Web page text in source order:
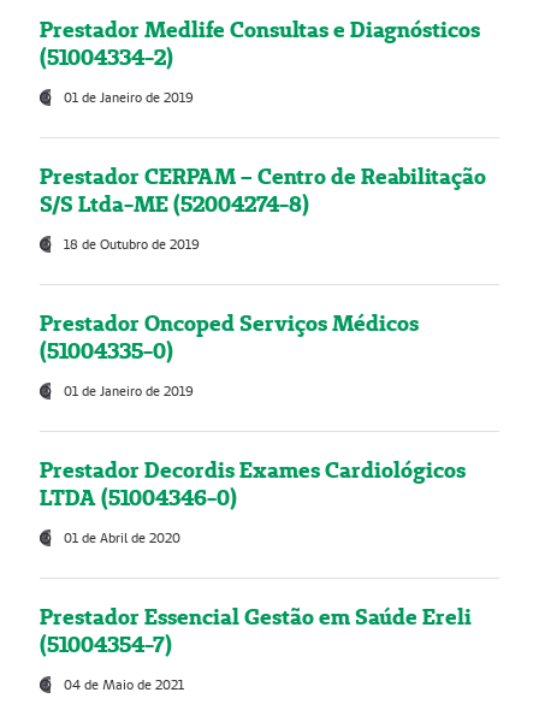
Prestador Medlife Consultas e Diagnósticos
(51004334-2)
01 de Janeiro de 2019
Prestador CERPAM – Centro de Reabilitação
S/S Ltda-ME (52004274-8)
18 de Outubro de 2019
Prestador Oncoped Serviços Médicos
(51004335-0)
01 de Janeiro de 2019
Prestador Decordis Exames Cardiológicos
LTDA (51004346-0)
01 de Abril de 2020
Prestador Essencial Gestão em Saúde Ereli
(51004354-7)
04 de Maio de 2021